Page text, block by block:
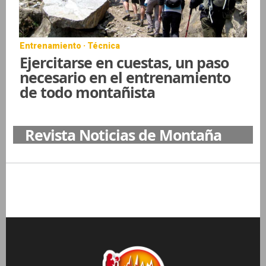
Entrenamiento · Técnica
Ejercitarse en cuestas, un paso
necesario en el entrenamiento
de todo montañista
Revista Noticias de Montaña